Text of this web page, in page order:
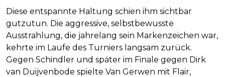
Diese entspannte Haltung schien ihm sichtbar
gutzutun. Die aggressive, selbstbewusste
Ausstrahlung, die jahrelang sein Markenzeichen war,
kehrte im Laufe des Turniers langsam zurück.
Gegen Schindler und später im Finale gegen Dirk
van Duijvenbode spielte Van Gerwen mit Flair,